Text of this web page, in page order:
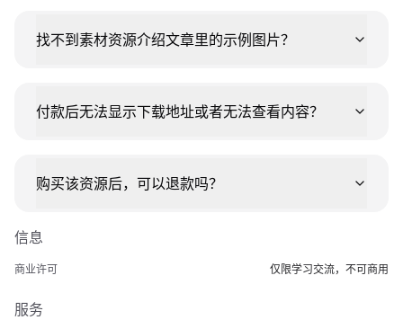
找不到素材资源介绍文章里的示例图片？
付款后无法显示下载地址或者无法查看内容？
购买该资源后，可以退款吗？
信息
商业许可 仅限学习交流，不可商用
服务